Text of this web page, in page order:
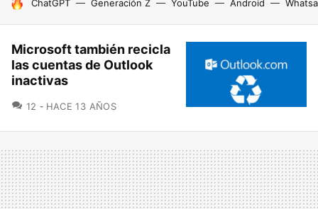
HOY SE HABLA DE
ChatGPT Generación Z YouTube Android
Microsoft también recicla
las cuentas de Outlook
inactivas
12 COMENTARIOS
HACE 13 AÑOS